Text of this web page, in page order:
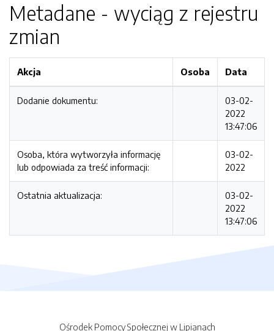
Metadane - wyciąg z rejestru
zmian
Akcja Osoba Data
Dodanie dokumentu:
03-02-
2022
13:47:06
Osoba, która wytworzyła informację
lub odpowiada za treść informacji:
03-02-
2022
Ostatnia aktualizacja:
03-02-
2022
13:47:06
Ośrodek Pomocy Społecznej w Lipianach